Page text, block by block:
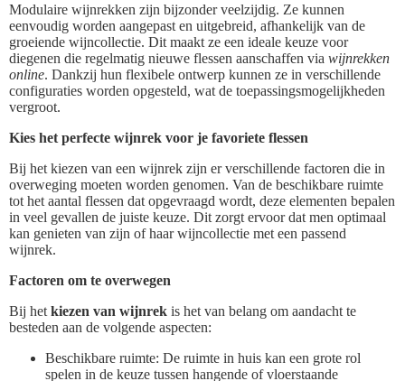
Modulaire wijnrekken zijn bijzonder veelzijdig. Ze kunnen
eenvoudig worden aangepast en uitgebreid, afhankelijk van de
groeiende wijncollectie. Dit maakt ze een ideale keuze voor
diegenen die regelmatig nieuwe flessen aanschaffen via wijnrekken
online. Dankzij hun flexibele ontwerp kunnen ze in verschillende
configuraties worden opgesteld, wat de toepassingsmogelijkheden
vergroot.
Kies het perfecte wijnrek voor je favoriete flessen
Bij het kiezen van een wijnrek zijn er verschillende factoren die in
overweging moeten worden genomen. Van de beschikbare ruimte
tot het aantal flessen dat opgevraagd wordt, deze elementen bepalen
in veel gevallen de juiste keuze. Dit zorgt ervoor dat men optimaal
kan genieten van zijn of haar wijncollectie met een passend
wijnrek.
Factoren om te overwegen
Bij het kiezen van wijnrek is het van belang om aandacht te
besteden aan de volgende aspecten:
Beschikbare ruimte: De ruimte in huis kan een grote rol
spelen in de keuze tussen hangende of vloerstaande